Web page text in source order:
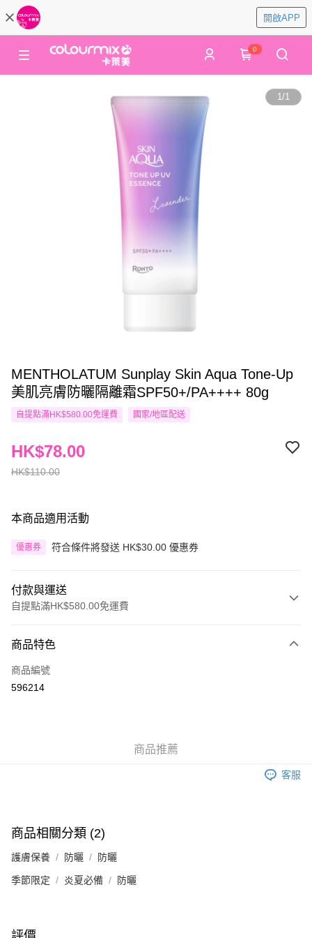
開啟APP
0
1/1
MENTHOLATUM Sunplay Skin Aqua Tone-Up
美肌亮膚防曬隔離霜SPF50+/PA++++ 80g
自提點滿HK$580.00免運費 國家/地區配送
HK$110.00
HK$78.00
本商品適用活動
優惠券 符合條件將發送 HK$30.00 優惠券
付款與運送
自提點滿HK$580.00免運費
信用卡
Apple Pay
相關說明
銀行匯款 請將存款存到以下銀行帳戶，並於存款單據寫上訂單編號後電郵至
eshop@colourmix-cosmetics.com** **我們不會處理沒有提供存款單據的訂
送貨方式
付款後順豐自助櫃取貨
付款後順豐站及營業點取貨
商品特色
商品編號
596214
商品推薦
客服
商品相關分類 (2)
護膚保養 防曬 防曬
季節限定 炎夏必備 防曬